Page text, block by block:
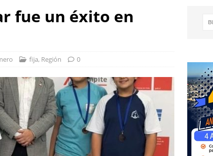
fue un éxito en
fija, Región 0